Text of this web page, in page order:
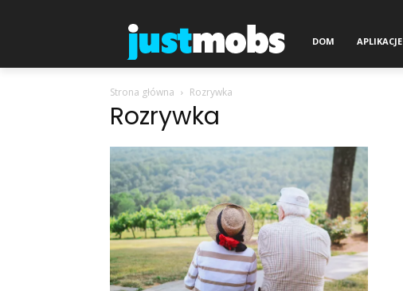
DOM APLIKACJE
Strona główna Rozrywka
Rozrywka